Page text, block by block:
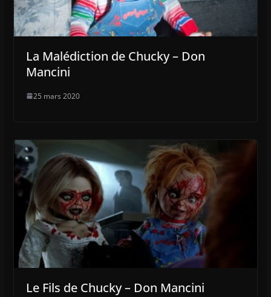
La Malédiction de Chucky – Don
Mancini
25 mars 2020
Le Fils de Chucky – Don Mancini